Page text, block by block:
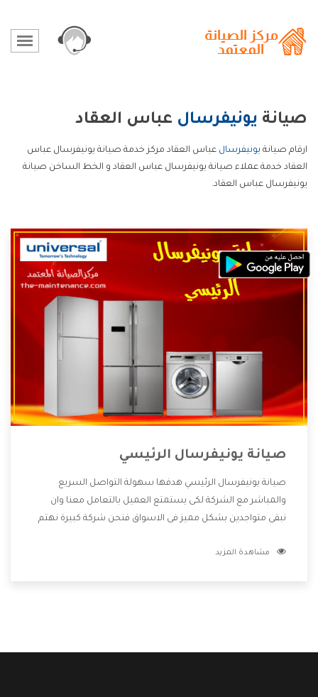
صيانة يونيفرسال عباس العقاد
ارقام صيانة يونيفرسال عباس العقاد مركز خدمة صيانة يونيفرسال عباس
العقاد خدمة عملاء صيانة يونيفرسال عباس العقاد و الخط الساخن صيانة
يونيفرسال عباس العقاد.
صيانة يونيفرسال الرئيسي
صيانة يونيفرسال الرئيسي هدفها سهولة التواصل السريع
والمباشر مع الشركة لكى يستمتع العميل بالتعامل معنا وان
نبقى متواجدين بشكل مميز فى الاسواق فنحن شركة كبيرة نهتم
الشركة بها والتى تكون منها خدمة الصيانة التى تكون من أهم
مشاهدة المزيد